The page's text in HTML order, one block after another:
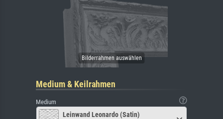
Medium & Keilrahmen
Medium
Leinwand Leonardo (Satin)